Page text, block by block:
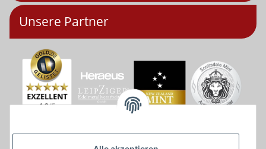
Unsere Partner